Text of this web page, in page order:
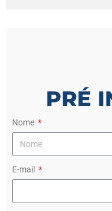
PRÉ
Nome
E-mail